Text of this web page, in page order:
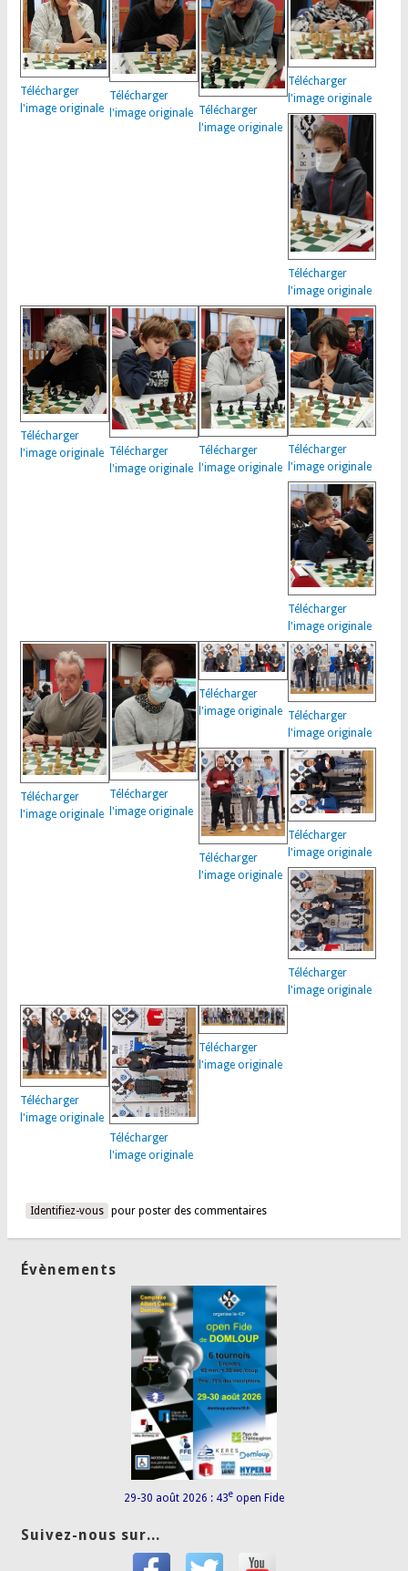
Télécharger
l'image originale
Télécharger
l'image originale Télécharger
l'image originale
Télécharger
l'image originale
Télécharger
l'image originale
Télécharger
l'image originale Télécharger
l'image originale
Télécharger
l'image originale
Télécharger
l'image originale
Télécharger
l'image originale
Télécharger
l'image originale
Télécharger
l'image originale
Télécharger
l'image originale Télécharger
l'image originale
Télécharger
l'image originale
Télécharger
l'image originale
Télécharger
l'image originale
Télécharger
l'image originale
Télécharger
l'image originale
Télécharger
l'image originale
Identifiez-vous pour poster des commentaires
Évènements
29-30 août 2026 : 43e open Fide
Suivez-nous sur...